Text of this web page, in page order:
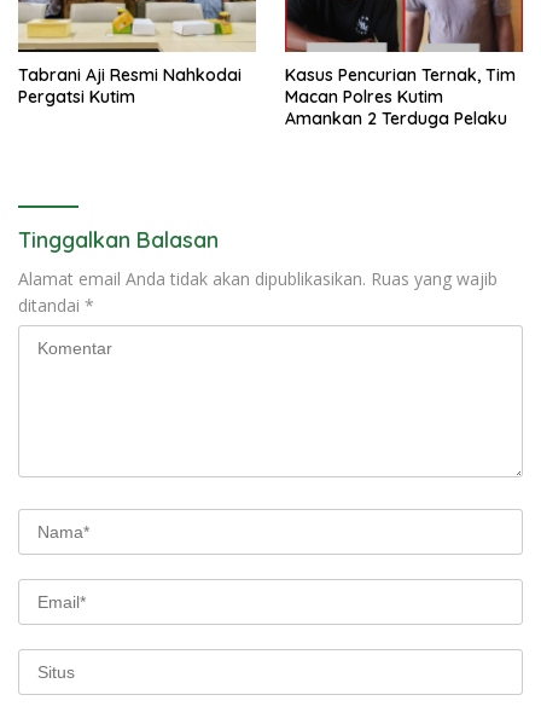
Tabrani Aji Resmi Nahkodai
Pergatsi Kutim
Kasus Pencurian Ternak, Tim
Macan Polres Kutim
Amankan 2 Terduga Pelaku
Tinggalkan Balasan
Alamat email Anda tidak akan dipublikasikan. Ruas yang wajib
ditandai *